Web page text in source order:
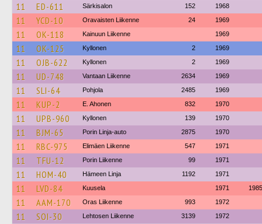
11 ED-611 Särkisalon 152 1968
11 YCD-10 Oravaisten Liikenne 24 1969
11 OK-118 Kainuun Liikenne 1969
11 OK-125 Kyllonen 2 1969
11 OJB-622 Kyllonen 2 1969
11 UD-748 Vantaan Liikenne 2634 1969
11 SLI-64 Pohjola 2485 1969
11 KUP-2 E. Ahonen 832 1970
11 UPB-960 Kyllonen 139 1970
11 BJM-65 Porin Linja-auto 2875 1970
11 RBC-975 Elimäen Liikenne 547 1971
11 TFU-12 Porin Liikenne 99 1971
11 HOM-40 Hämeen Linja 1192 1971
11 LVD-84 Kuusela 1971 1985
11 AAM-170 Oras Liikenne 993 1972
11 SOI-30 Lehtosen Liikenne 3139 1972